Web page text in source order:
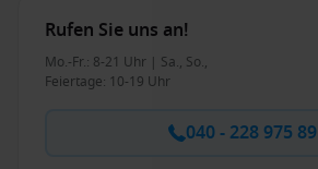
Rufen Sie uns an!
Mo.-Fr.: 8-21 Uhr | Sa., So.,
Feiertage: 10-19 Uhr
040 - 228 975 89